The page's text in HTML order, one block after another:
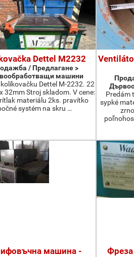
Dettel M2232
/ Предлагане >
машини
Dettel M-2232. 22
32mm Stroj skladom. V cene:
materiálu 2ks. pravítko
systém na skru …
Predám
sypké
машина -
Фреза